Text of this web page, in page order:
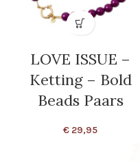
LOVE ISSUE –
Ketting – Bold
Beads Paars
€ 29,95